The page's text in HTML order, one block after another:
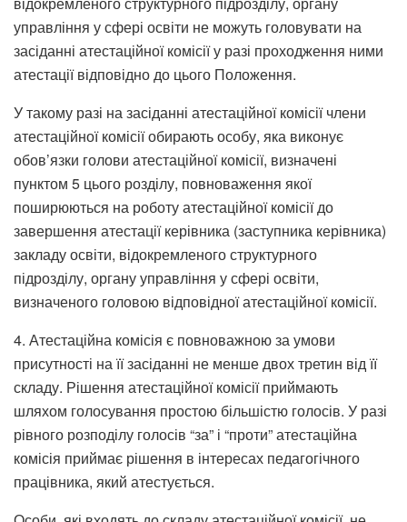
управління у сфері освіти не можуть головувати на
засіданні атестаційної комісії у разі проходження ними
атестації відповідно до цього Положення.
У такому разі на засіданні атестаційної комісії члени
атестаційної комісії обирають особу, яка виконує
обов’язки голови атестаційної комісії, визначені
пунктом 5 цього розділу, повноваження якої
поширюються на роботу атестаційної комісії до
завершення атестації керівника (заступника керівника)
закладу освіти, відокремленого структурного
підрозділу, органу управління у сфері освіти,
визначеного головою відповідної атестаційної комісії.
4. Атестаційна комісія є повноважною за умови
присутності на її засіданні не менше двох третин від її
складу. Рішення атестаційної комісії приймають
шляхом голосування простою більшістю голосів. У разі
рівного розподілу голосів “за” і “проти” атестаційна
комісія приймає рішення в інтересах педагогічного
працівника, який атестується.